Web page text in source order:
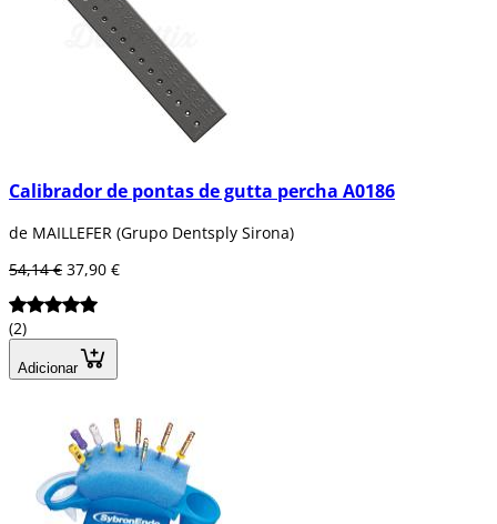
Calibrador de pontas de gutta percha A0186
de MAILLEFER (Grupo Dentsply Sirona)
54,14 € 37,90 €
(2)
Adicionar